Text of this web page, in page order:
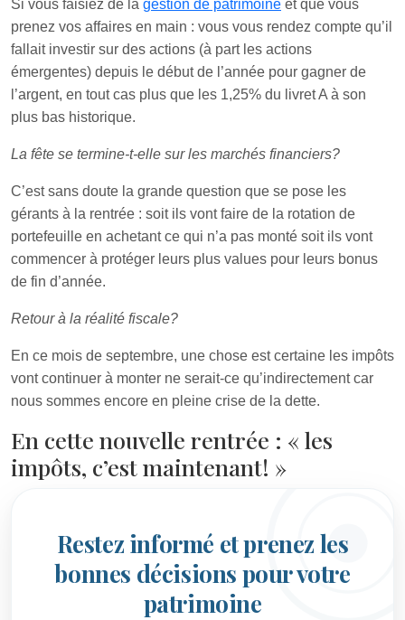
Si vous faisiez de la gestion de patrimoine et que vous
prenez vos affaires en main : vous vous rendez compte qu’il
fallait investir sur des actions (à part les actions
émergentes) depuis le début de l’année pour gagner de
l’argent, en tout cas plus que les 1,25% du livret A à son
plus bas historique.
La fête se termine-t-elle sur les marchés financiers?
C’est sans doute la grande question que se pose les
gérants à la rentrée : soit ils vont faire de la rotation de
portefeuille en achetant ce qui n’a pas monté soit ils vont
commencer à protéger leurs plus values pour leurs bonus
de fin d’année.
Retour à la réalité fiscale?
En ce mois de septembre, une chose est certaine les impôts
vont continuer à monter ne serait-ce qu’indirectement car
nous sommes encore en pleine crise de la dette.
En cette nouvelle rentrée : « les
impôts, c’est maintenant! »
Restez informé et prenez les
bonnes décisions pour votre
patrimoine